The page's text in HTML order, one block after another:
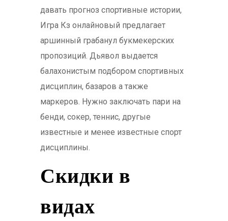
давать прогноз спортивные истории,
Игра Кз онлайновый предлагает
аршинный грабанул букмекерских
пропозиций. Дьявол выдается
балахонистым подбором спортивных
дисциплин, базаров а также
маркеров. Нужно заключать пари на
бенди, сокер, теннис, другые
известные и менее известные спорт
дисциплины.
Скидки в
видах